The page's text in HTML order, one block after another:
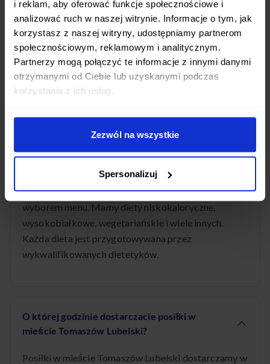
i reklam, aby oferować funkcje społecznościowe i
analizować ruch w naszej witrynie. Informacje o tym, jak
korzystasz z naszej witryny, udostępniamy partnerom
społecznościowym, reklamowym i analitycznym.
Partnerzy mogą połączyć te informacje z innymi danymi
otrzymanymi od Ciebie lub uzyskanymi podczas
korzystania z ich usług.
Zezwól na wszystkie
Spersonalizuj
Tomaszów Lubelski jest całkowicie bezpłatna.
Posiłki dostarczamy codziennie w godzinach
porannych, abyś mógł cieszyć się świeżymi daniami
przez cały dzień.
Jakie diety pudełkowe są dostępne w mieście
Tomaszów Lubelski?
W mieście Tomaszów Lubelski oferujemy szeroki
wybór diet pudełkowych: od standardowych
programów dietetycznych po diety z pełnym
wyborem menu. Mamy diety niskokaloryczne,
wysokobiałkowe, wegetariańskie i wiele innych.
Każda dieta jest przygotowywana przez
wykwalifikowanych dietetyków.
O której godzinie dostarczacie posiłki w
mieście Tomaszów Lubelski?
Posiłki w mieście Tomaszów Lubelski dostarczamy w